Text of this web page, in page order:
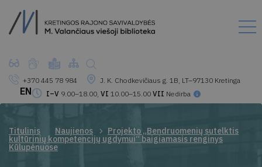
+370 445 78 984
J. K. Chodkevičiaus g. 1B, LT–97130 Kretinga
I–V 9.00–18.00, VI 10.00–15.00 VII Nedirba
EN
Titulinis Naujienos Projekto „Bendruomenių sutelktis
kultūrinių kompetencijų ugdymui“ baigiamasis renginys
Kūlupėnuose